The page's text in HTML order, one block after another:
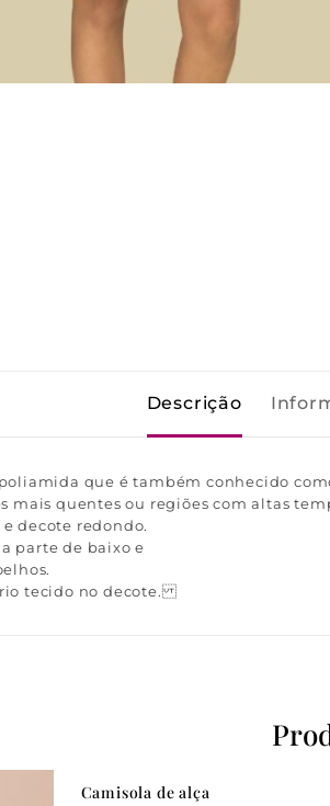
Descrição
que é também conhecido
mais quentes ou regiões com altas
decote redondo.
parte de baixo e
tecido no decote.
Camisola de alça